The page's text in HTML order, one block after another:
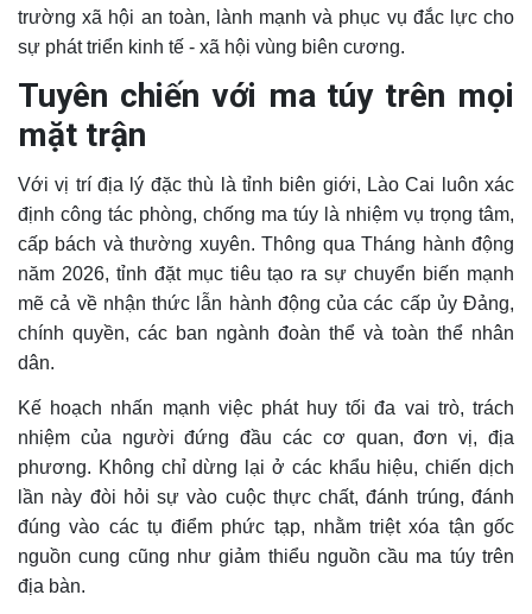
trường xã hội an toàn, lành mạnh và phục vụ đắc lực cho
sự phát triển kinh tế - xã hội vùng biên cương.
Tuyên chiến với ma túy trên mọi
mặt trận
Với vị trí địa lý đặc thù là tỉnh biên giới, Lào Cai luôn xác
định công tác phòng, chống ma túy là nhiệm vụ trọng tâm,
cấp bách và thường xuyên. Thông qua Tháng hành động
năm 2026, tỉnh đặt mục tiêu tạo ra sự chuyển biến mạnh
mẽ cả về nhận thức lẫn hành động của các cấp ủy Đảng,
chính quyền, các ban ngành đoàn thể và toàn thể nhân
dân.
Kế hoạch nhấn mạnh việc phát huy tối đa vai trò, trách
nhiệm của người đứng đầu các cơ quan, đơn vị, địa
phương. Không chỉ dừng lại ở các khẩu hiệu, chiến dịch
lần này đòi hỏi sự vào cuộc thực chất, đánh trúng, đánh
đúng vào các tụ điểm phức tạp, nhằm triệt xóa tận gốc
nguồn cung cũng như giảm thiểu nguồn cầu ma túy trên
địa bàn.